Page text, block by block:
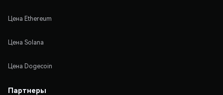
Цена Ethereum
Цена Solana
Цена Dogecoin
Партнеры